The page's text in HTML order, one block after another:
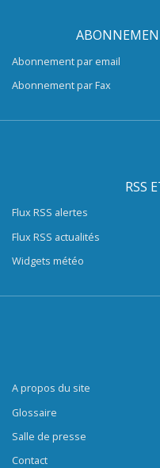
Abonnement par email
Abonnement par Fax
RSS
Flux RSS alertes
Flux RSS actualités
Widgets météo
A propos du site
Glossaire
Salle de presse
Contact